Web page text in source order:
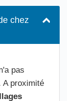
chez
pas
A proximité